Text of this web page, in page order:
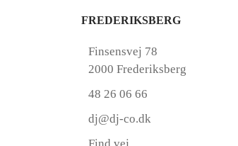
FREDERIKSBERG
Finsensvej 78
2000 Frederiksberg
48 26 06 66
dj@dj-co.dk